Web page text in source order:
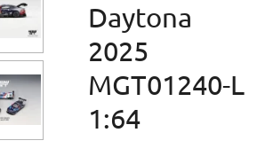
Daytona
2025
MGT01240-L
1:64